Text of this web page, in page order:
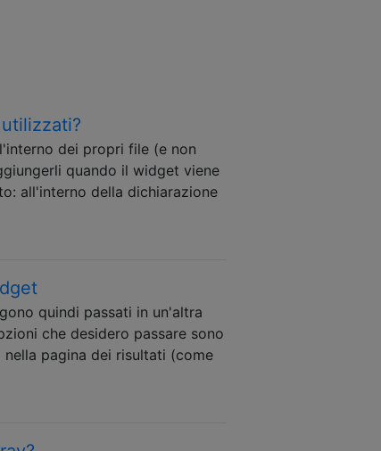
dei propri file (e non
quando il widget viene
all'interno della dichiarazione
quindi passati in un'altra
che desidero passare sono
pagina dei risultati (come